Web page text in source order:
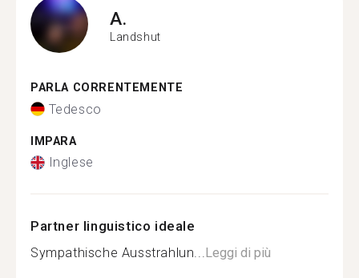
A.
Landshut
PARLA CORRENTEMENTE
Tedesco
IMPARA
Inglese
Partner linguistico ideale
Sympathische Ausstrahlun...Leggi di più